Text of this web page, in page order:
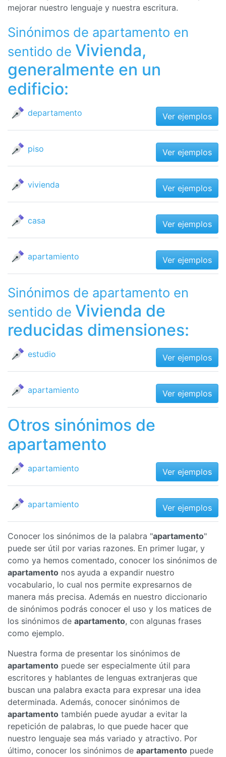
mejorar nuestro lenguaje y nuestra escritura.
Sinónimos de apartamento en
sentido de Vivienda,
generalmente en un
edificio:
departamento Ver ejemplos
piso Ver ejemplos
vivienda Ver ejemplos
casa Ver ejemplos
apartamiento Ver ejemplos
Sinónimos de apartamento en
sentido de Vivienda de
reducidas dimensiones:
estudio Ver ejemplos
apartamiento Ver ejemplos
Otros sinónimos de
apartamento
apartamiento Ver ejemplos
apartamiento Ver ejemplos
Conocer los sinónimos de la palabra "apartamento"
puede ser útil por varias razones. En primer lugar, y
como ya hemos comentado, conocer los sinónimos de
apartamento nos ayuda a expandir nuestro
vocabulario, lo cual nos permite expresarnos de
manera más precisa. Además en nuestro diccionario
de sinónimos podrás conocer el uso y los matices de
los sinónimos de apartamento, con algunas frases
como ejemplo.
Nuestra forma de presentar los sinónimos de
apartamento puede ser especialmente útil para
escritores y hablantes de lenguas extranjeras que
buscan una palabra exacta para expresar una idea
determinada. Además, conocer sinónimos de
apartamento también puede ayudar a evitar la
repetición de palabras, lo que puede hacer que
nuestro lenguaje sea más variado y atractivo. Por
último, conocer los sinónimos de apartamento puede